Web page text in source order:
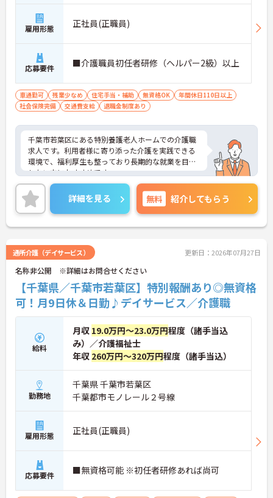
雇用形態 正社員(正職員)
応募要件 ■介護職員初任者研修（ヘルパー2級）以上
車通勤可 残業少なめ 住宅手当・補助 無資格OK
年間休日110日以上
社会保険完備
交通費支給 退職金制度あり
千葉市若葉区にある特別養護老人ホームでの介護職
求人です。利用者様に寄り添った介護を実践できる
環境で、福利厚生も整っており長期的な就業を目指
したい方におすすめです。
＜おすすめポイント＞
★無理なく長く働ける勤務環境が整っています
・『年間休日110日以上』でプライベートの時間も
確保しやすいです
できます
・住宅手当の支給があり生活面のサポートも受けら
れます
★利用者様に寄り添いながら幅広い介護経験を積め
る環境です
・特別養護老人ホーム50名、ショートステイ20名を
運営しています
・身体介助から生活援助まで幅広い介護業務に携わ
れます
・利用者様とのコミュニケーションを大切にした支
援を実践できます
★ライフステージの変化にも対応しやすい職場です
・産休・育休の取得実績があります
・介護休暇の取得実績があります
・試用期間中も条件変更なく勤務を開始できます
★福利厚生が充実しており腰を据えて働きやすい環
境です
・退職金制度があり勤続2年以上で対象となります
ます
詳細を見る 無料 紹介してもらう
通所介護（デイサービス） 更新日：2026年07月27日
名称非公開 ※詳細はお問合せください
【千葉県／千葉市若葉区】特別報酬あり◎無資格
可！月9日休＆日勤♪デイサービス／介護職
給料
月収 19.0万円～23.0万円程度（諸手当込
み）／介護福祉士
年収 260万円～320万円程度（諸手当込）
勤務地
千葉県 千葉市若葉区
千葉都市モノレール２号線
雇用形態 正社員(正職員)
応募要件 ■無資格可能 ※初任者研修あれば尚可